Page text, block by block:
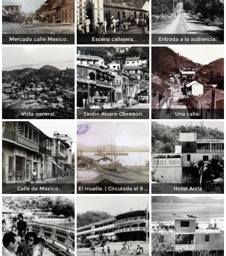
Mercado calle Mexico. Escena callejera. Entrada a la audiencia.
Vista general. Jardin Alvaro Obregon. Una calle.
Calle de Mexico. El muelle. ( Circulada el 9 de Septiembre de 1913 ). Hotel Anita